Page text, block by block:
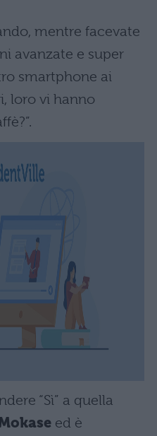
mentre facevate
avanzate e super
smartphone ai
loro vi hanno
“Sì” a quella
ed è